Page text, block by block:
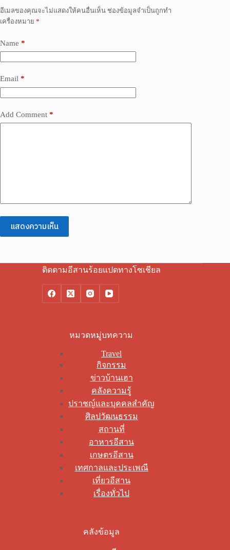
อีเมลของคุณจะไม่แสดงให้คนอื่นเห็น ช่องข้อมูลจำเป็นถูกทำ
เครื่องหมาย *
Name *
Email *
Add Comment *
แสดงความเห็น
ติดตามอีสานร้อยแปดทางโซเชียล
หมวดหมู่บทความ
Travel
กิจกรรม
ข่าวบ้านเฮา
คลังความรู้
ปราชญ์และบุคคลสำคัญ
ศิลปวัฒนธรรม
สถานที่
อาหารอีสาน
เกษตรอีสาน
เทศกาลและประเพณี
เที่ยวอีสาน
เรื่องทั่วไป
คลังข้อมูล